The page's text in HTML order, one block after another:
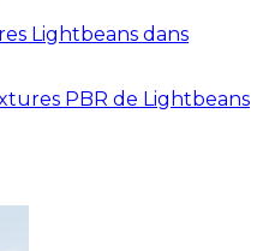
Lightbeans dans
PBR de Lightbeans